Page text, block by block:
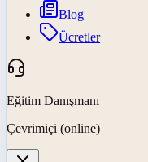
Blog
Ücretler
Eğitim Danışmanı
Çevrimiçi (online)